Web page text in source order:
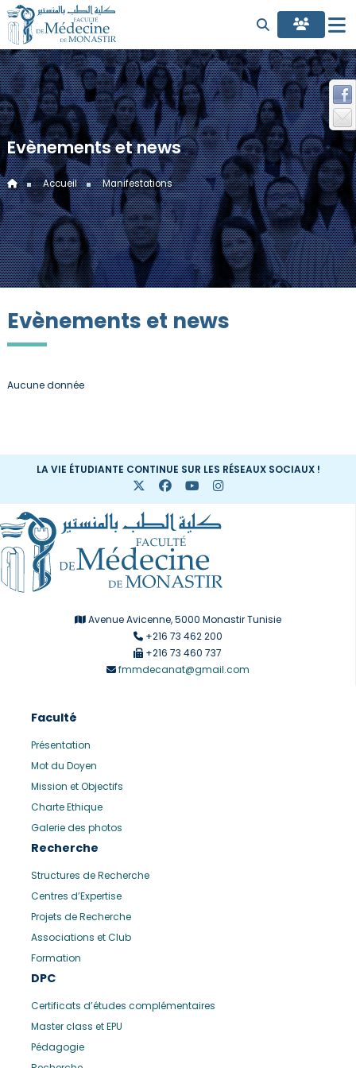
Evènements et news
Accueil Manifestations
Evènements et news
Aucune donnée
LA VIE ÉTUDIANTE CONTINUE SUR LES RÉSEAUX SOCIAUX !
Avenue Avicenne, 5000 Monastir Tunisie
+216 73 462 200
+216 73 460 737
fmmdecanat@gmail.com
Faculté
Présentation
Mot du Doyen
Mission et Objectifs
Charte Ethique
Galerie des photos
Recherche
Structures de Recherche
Centres d’Expertise
Projets de Recherche
Associations et Club
Formation
DPC
Certificats d’études complémentaires
Master class et EPU
Pédagogie